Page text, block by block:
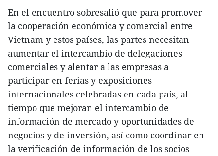
En el encuentro sobresalió que para promover
la cooperación económica y comercial entre
Vietnam y estos países, las partes necesitan
aumentar el intercambio de delegaciones
comerciales y alentar a las empresas a
participar en ferias y exposiciones
internacionales celebradas en cada país, al
tiempo que mejoran el intercambio de
información de mercado y oportunidades de
negocios y de inversión, así como coordinar en
la verificación de información de los socios